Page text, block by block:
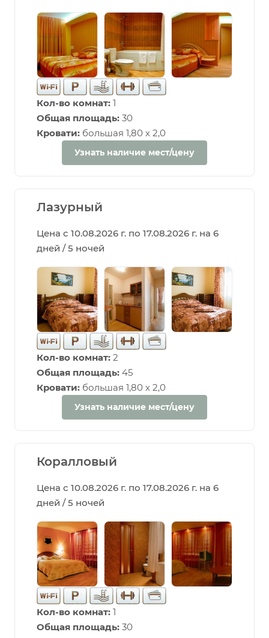
Кол-во комнат: 1
Общая площадь: 30
Кровати: большая 1,80 х 2,0
Узнать наличие мест/цену
Лазурный
Цена с 10.08.2026 г. по 17.08.2026 г. на 6
дней / 5 ночей
Кол-во комнат: 2
Общая площадь: 45
Кровати: большая 1,80 х 2,0
Узнать наличие мест/цену
Коралловый
Цена с 10.08.2026 г. по 17.08.2026 г. на 6
дней / 5 ночей
Кол-во комнат: 1
Общая площадь: 30